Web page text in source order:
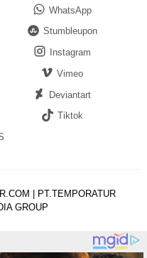
WhatsApp
Stumbleupon
Instagram
Vimeo
Deviantart
Tiktok
| PT.TEMPORATUR
GROUP